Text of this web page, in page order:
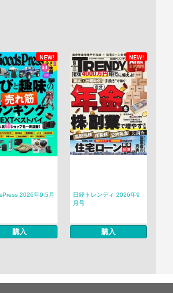
NEW! NEW!
2026年9.5月
購入
日経トレンディ 2026年9
月号
購入